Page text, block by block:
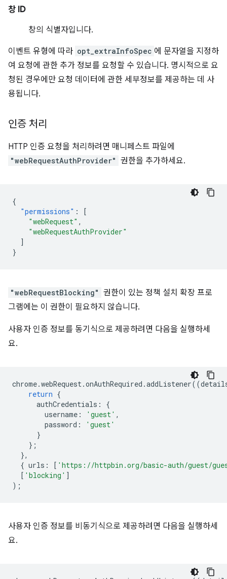
창 ID
창의 식별자입니다.
이벤트 유형에 따라 opt_extraInfoSpec 에 문자열을 지정하
여 요청에 관한 추가 정보를 요청할 수 있습니다. 명시적으로 요
청된 경우에만 요청 데이터에 관한 세부정보를 제공하는 데 사
용됩니다.
인증 처리
HTTP 인증 요청을 처리하려면 매니페스트 파일에
"webRequestAuthProvider" 권한을 추가하세요.
{
"permissions" :
[
"webRequest" ,
"webRequestAuthProvider"
]
}
"webRequestBlocking" 권한이 있는 정책 설치 확장 프로
그램에는 이 권한이 필요하지 않습니다.
사용자 인증 정보를 동기식으로 제공하려면 다음을 실행하세
요.
chrome.webRequest.onAuthRequired .addListener((
return {
authCredentials :
{
username : 'guest' ,
password :
'guest'
}
};
},
{ urls : [ 'https://httpbin.org/basic-auth/guest/
[ 'blocking' ]
);
사용자 인증 정보를 비동기식으로 제공하려면 다음을 실행하세
요.